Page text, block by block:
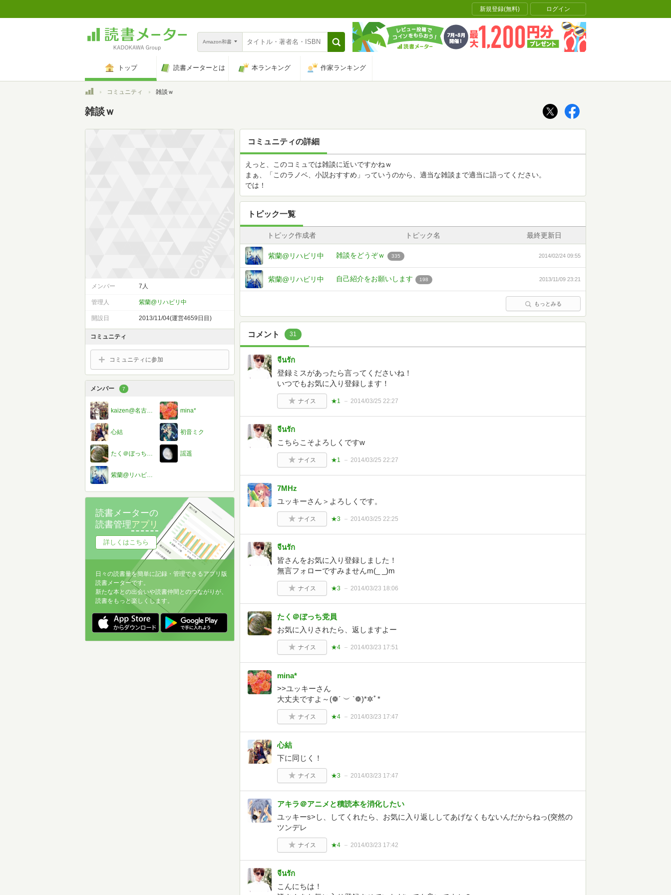
新規登録(無料) ログイン
Amazon和書
トップ 読書メーターとは 本ランキング 作家ランキング
トップコミュニティ 雑談ｗ
雑談ｗ
コミュニティの詳細
えっと、このコミュでは雑談に近いですかねｗ
まぁ、「このラノベ、小説おすすめ」っていうのから、適当な雑談まで適当に語ってください。
では！
トピック一覧
トピック作成者 トピック名 最終更新日
紫蘭@リハビリ中 雑談をどうぞｗ 335 2014/02/24 09:55
紫蘭@リハビリ中 自己紹介をお願いします 198 2013/11/09 23:21
もっとみる
コメント 31
จีนรัก
登録ミスがあったら言ってくださいね！
いつでもお気に入り登録します！
ナイス ★1 2014/03/25 22:27
จีนรัก
こちらこそよろしくですw
ナイス ★1 2014/03/25 22:27
7MHz
ユッキーさん＞よろしくです。
ナイス ★3 2014/03/25 22:25
จีนรัก
皆さんをお気に入り登録しました！
無言フォローですみませんm(_ _)m
ナイス ★3 2014/03/23 18:06
たく＠ぼっち党員
お気に入りされたら、返しますよー
ナイス ★4 2014/03/23 17:51
mina*
>>ユッキーさん
大丈夫ですよ～(❁´ ︶ `❁)*✲ﾟ*
ナイス ★4 2014/03/23 17:47
心結
下に同じく！
ナイス ★3 2014/03/23 17:47
アキラ＠アニメと積読本を消化したい
ユッキーs>し、してくれたら、お気に入り返ししてあげなくもないんだからねっ(突然の
ツンデレ
ナイス ★4 2014/03/23 17:42
จีนรัก
こんにちは！
メンバー 7人
管理人 紫蘭@リハビリ中
開設日 2013/11/04(運営4659日目)
コミュニティ
コミュニティに参加
メンバー 7
kaizen@名古屋de朝活読書会 mina*
心結 初音ミク
たく＠ぼっち党員 謡遥
紫蘭@リハビリ中
読書メーターの
読書管理アプリ
詳しくはこちら
日々の読書量を簡単に記録・管理できるアプリ版
読書メーターです。
新たな本との出会いや読書仲間とのつながりが、
読書をもっと楽しくします。